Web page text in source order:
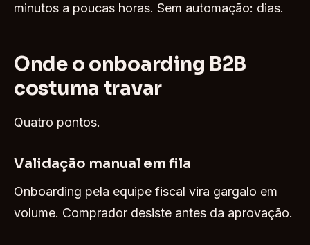
minutos a poucas horas. Sem automação: dias.
Onde o onboarding B2B
costuma travar
Quatro pontos.
Validação manual em fila
Onboarding pela equipe fiscal vira gargalo em
volume. Comprador desiste antes da aprovação.